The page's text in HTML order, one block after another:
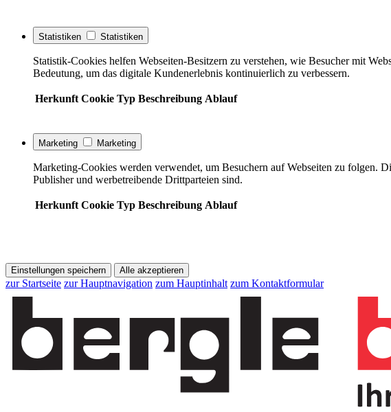
Statistiken Statistiken
Statistik-Cookies helfen Webseiten-Besitzern zu verstehen, wie Besucher mit
Bedeutung, um das digitale Kundenerlebnis kontinuierlich zu verbessern.
Herkunft Cookie Typ Beschreibung Ablauf
Marketing Marketing
Marketing-Cookies werden verwendet, um Besuchern auf Webseiten zu folgen.
Publisher und werbetreibende Drittparteien sind.
Herkunft Cookie Typ Beschreibung Ablauf
Einstellungen speichern Alle akzeptieren
zur Startseite zur Hauptnavigation zum Hauptinhalt zum Kontaktformular